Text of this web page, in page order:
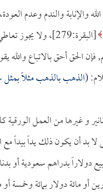
والإنابة والندم وعدم
[البقرة:279]، ولا يجوز تعاطي هذه المعاملة.
فإن الحق أحق بالاتباع والله
الذهب بالذهب مثلاً بمثل
و غيرها من العمل
أن يكون ذلك يداً بيداً مع
دولاراً بدراهم سعودية أو
أو مائة دولار بمائة وخمسة